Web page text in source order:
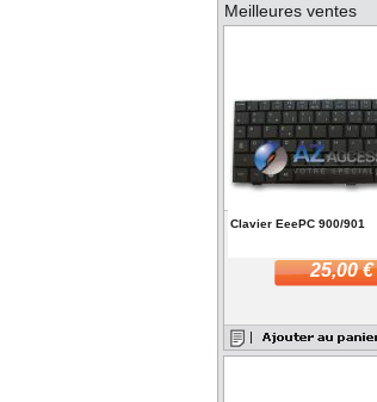
Meilleures ventes
Clavier EeePC 900/901
25,00 €